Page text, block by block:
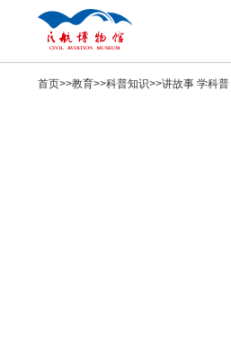
首页>>教育>>科普知识>>讲故事 学科普